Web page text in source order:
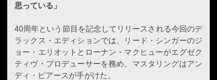
思っている」
40周年という節目を記念してリリースされる今回のデ
ラックス・エディションでは、リード・シンガーのジ
ョー・エリオットとローナン・マクヒューがエグゼク
ティヴ・プロデューサーを務め、マスタリングはアン
ディ・ピアースが手がけた。